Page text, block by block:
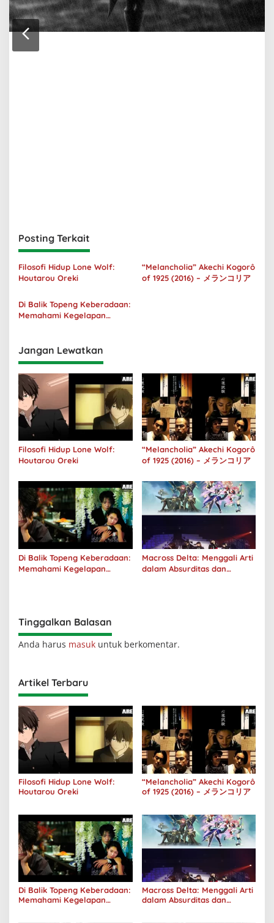
Posting Terkait
Filosofi Hidup Lone Wolf:
Houtarou Oreki
“Melancholia” Akechi Kogorô
of 1925 (2016) – メランコリア
Di Balik Topeng Keberadaan:
Memahami Kegelapan
Jangan Lewatkan
Filosofi Hidup Lone Wolf:
Houtarou Oreki
“Melancholia” Akechi Kogorô
of 1925 (2016) – メランコリア
Di Balik Topeng Keberadaan:
Memahami Kegelapan
Macross Delta: Menggali Arti
dalam Absurditas dan
Tinggalkan Balasan
Anda harus masuk untuk berkomentar.
Artikel Terbaru
Filosofi Hidup Lone Wolf:
Houtarou Oreki
“Melancholia” Akechi Kogorô
of 1925 (2016) – メランコリア
Di Balik Topeng Keberadaan:
Memahami Kegelapan
Macross Delta: Menggali Arti
dalam Absurditas dan